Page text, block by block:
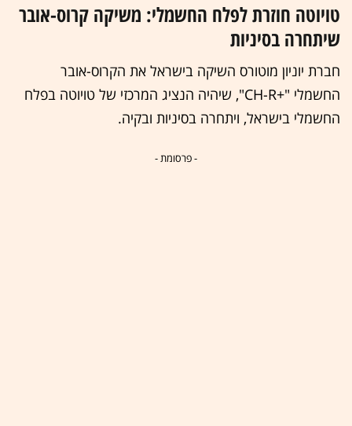
טויוטה חוזרת לפלח החשמלי: משיקה קרוס-אובר
שיתחרה בסיניות
חברת יוניון מוטורס השיקה בישראל את הקרוס-אובר
החשמלי "+CH-R", שיהיה הנציג המרכזי של טויוטה בפלח
החשמלי בישראל, ויתחרה בסיניות ובקיה.
- פרסומת -